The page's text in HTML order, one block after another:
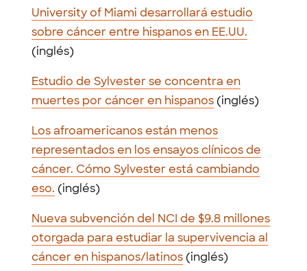
University of Miami desarrollará estudio
sobre cáncer entre hispanos en EE.UU.
(inglés)
Estudio de Sylvester se concentra en
muertes por cáncer en hispanos(inglés)
Los afroamericanos están menos
representados en los ensayos clínicos de
cáncer. Cómo Sylvester está cambiando
eso. (inglés)
Nueva subvención del NCI de $9.8 millones
otorgada para estudiar la supervivencia al
cáncer en hispanos/latinos(inglés)